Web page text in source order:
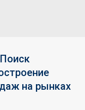
на рынках